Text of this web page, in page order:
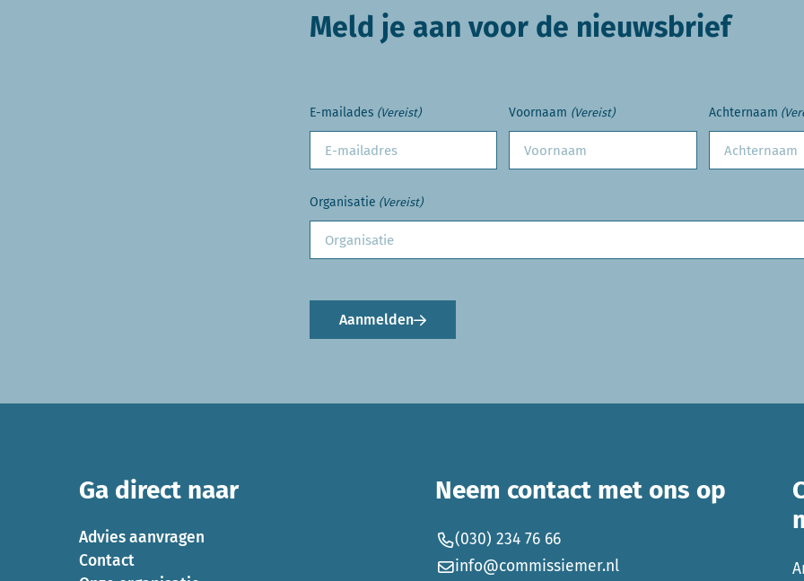
Meld je aan voor de nieuwsbrief
E-mailades (Vereist) Voornaam (Vereist) Achternaam
Organisatie (Vereist)
Aanmelden
Ga direct naar
Advies aanvragen
Contact
Neem contact met ons op
(030) 234 76 66
info@commissiemer.nl